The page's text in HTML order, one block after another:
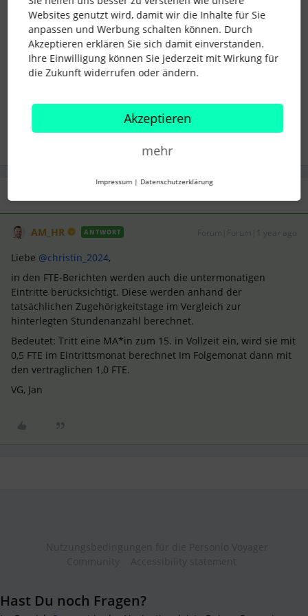
Eintrittsmonat berechnet Im Folgemonat
dann mit den vertraglichen 1,0 FTE.
VG, Jan
personio FTE Report
AM_HR ANTWORT
Liebe ​ @christin_2024,
in den FTE-Berichten werden auch die untermonatigen
Eintritte berücksichtigt. Diese werden anhand der
tatsächlichen Zugehörigkeitstage im Vergleich zur
hinterlegten Stundenanzahl berechnet.
Bedeutet: Tritt eine MA*in zum 15. in Vollzeit ein, wird sie mit
0,5 FTE im Eintrittsmonat berechnet Im Folgemonat dann mit
den vertraglichen 1,0 FTE.
VG, Jan
Hast Du noch Fragen?
Websites genutzt wird, damit wir die Inhalte für Sie
anpassen und Werbung schalten können. Durch
Akzeptieren erklären Sie sich damit einverstanden.
Ihre Einwilligung können Sie jederzeit mit Wirkung für
die Zukunft widerrufen oder ändern.
Akzeptieren
mehr
Impressum | Datenschutzerklärung